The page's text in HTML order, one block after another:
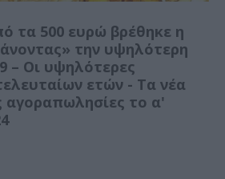
τα 500 ευρώ βρέθηκε η
την υψηλότερη
– Οι υψηλότερες
ετών - Τα νέα
αγοραπωλησίες το α'